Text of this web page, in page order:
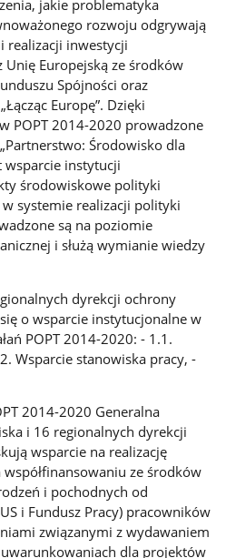
jakie problematyka
rozwoju odgrywają
realizacji inwestycji
Unię Europejską ze środków
Spójności oraz
Europę”. Dzięki
POPT 2014-2020 prowadzone
Środowisko dla
wsparcie instytucji
środowiskowe polityki
systemie realizacji polityki
są na poziomie
i służą wymianie wiedzy
dyrekcji ochrony
o wsparcie instytucjonalne w
POPT 2014-2020: - 1.1.
Wsparcie stanowiska pracy, -
2014-2020 Generalna
i 16 regionalnych dyrekcji
wsparcie na realizację
ze środków
i pochodnych od
i Fundusz Pracy) pracowników
związanymi z wydawaniem
dla projektów